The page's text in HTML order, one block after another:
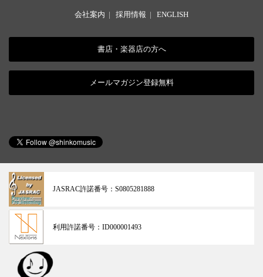
会社案内 | 採用情報 | ENGLISH
書店・楽器店の方へ
メールマガジン登録無料
JASRAC許諾番号： S0805281888
利用許諾番号： ID000001493